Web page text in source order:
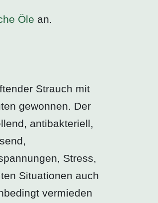
Öle an.
Strauch mit
gewonnen. Der
antibakteriell,
Stress,
Situationen auch
vermieden